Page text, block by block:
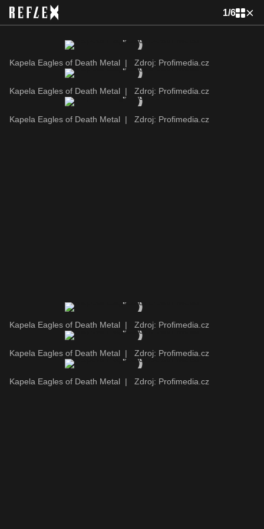
1/6
Kapela Eagles of Death Metal | Zdroj: Profimedia.cz
Kapela Eagles of Death Metal | Zdroj: Profimedia.cz
Kapela Eagles of Death Metal | Zdroj: Profimedia.cz
Kapela Eagles of Death Metal | Zdroj: Profimedia.cz
Kapela Eagles of Death Metal | Zdroj: Profimedia.cz
Kapela Eagles of Death Metal | Zdroj: Profimedia.cz